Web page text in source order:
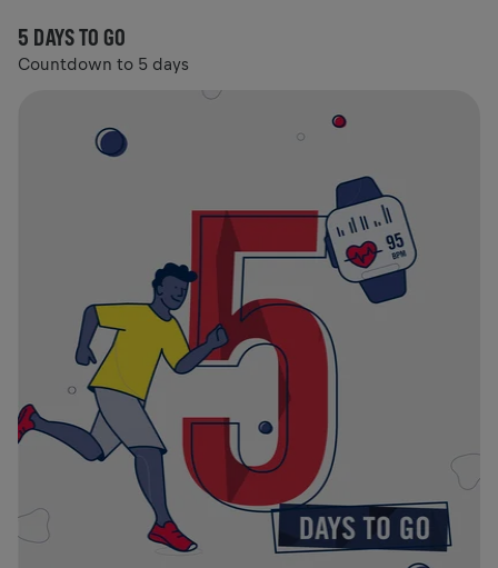
5 DAYS TO GO
Countdown to 5 days